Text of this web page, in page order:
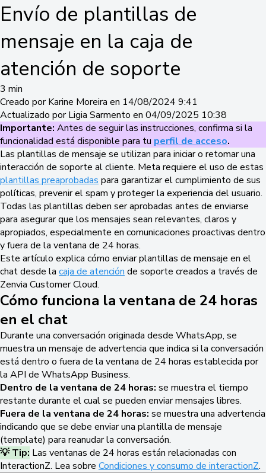
Envío de plantillas de
mensaje en la caja de
atención de soporte
3 min
Creado por Karine Moreira en 14/08/2024 9:41
Actualizado por Ligia Sarmento en 04/09/2025 10:38
Importante: Antes de seguir las instrucciones, confirma si la
funcionalidad está disponible para tu perfil de acceso.
Las plantillas de mensaje se utilizan para iniciar o retomar una
interacción de soporte al cliente. Meta requiere el uso de estas
plantillas preaprobadas para garantizar el cumplimiento de sus
políticas, prevenir el spam y proteger la experiencia del usuario.
Todas las plantillas deben ser aprobadas antes de enviarse
para asegurar que los mensajes sean relevantes, claros y
apropiados, especialmente en comunicaciones proactivas dentro
y fuera de la ventana de 24 horas.
Este artículo explica cómo enviar plantillas de mensaje en el
chat desde la caja de atención de soporte creados a través de
Zenvia Customer Cloud.
Cómo funciona la ventana de 24 horas
en el chat
Durante una conversación originada desde WhatsApp, se
muestra un mensaje de advertencia que indica si la conversación
está dentro o fuera de la ventana de 24 horas establecida por
la API de WhatsApp Business.
Dentro de la ventana de 24 horas: se muestra el tiempo
restante durante el cual se pueden enviar mensajes libres.
Fuera de la ventana de 24 horas: se muestra una advertencia
indicando que se debe enviar una plantilla de mensaje
(template) para reanudar la conversación.
💡 Tip: Las ventanas de 24 horas están relacionadas con
InteractionZ. Lea sobre Condiciones y consumo de interactionZ.